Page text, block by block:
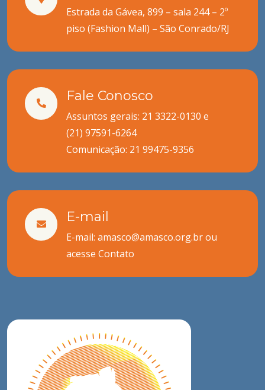
Estrada da Gávea, 899 – sala 244 – 2º
piso (Fashion Mall) – São Conrado/RJ
Fale Conosco
Assuntos gerais: 21 3322-0130 e
(21) 97591-6264
Comunicação: 21 99475-9356
E-mail
E-mail: amasco@amasco.org.br ou
acesse Contato